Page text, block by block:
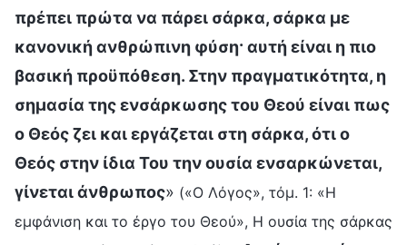
πρέπει πρώτα να πάρει σάρκα, σάρκα με
κανονική ανθρώπινη φύση· αυτή είναι η πιο
βασική προϋπόθεση. Στην πραγματικότητα, η
σημασία της ενσάρκωσης του Θεού είναι πως
ο Θεός ζει και εργάζεται στη σάρκα, ότι ο
Θεός στην ίδια Του την ουσία ενσαρκώνεται,
γίνεται άνθρωπος» («Ο Λόγος», τόμ. 1: «Η
εμφάνιση και το έργο του Θεού», Η ουσία της σάρκας